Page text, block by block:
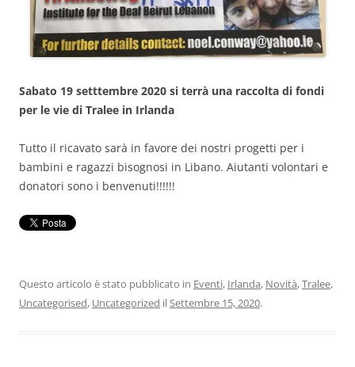
Sabato 19 setttembre 2020 si terrà una raccolta di fondi
per le vie di Tralee in Irlanda
Tutto il ricavato sarà in favore dei nostri progetti per i
bambini e ragazzi bisognosi in Libano. Aiutanti volontari e
donatori sono i benvenuti!!!!!!
Questo articolo è stato pubblicato in Eventi, Irlanda, Novità,Tralee,
Uncategorised, Uncategorized ilSettembre 15, 2020.